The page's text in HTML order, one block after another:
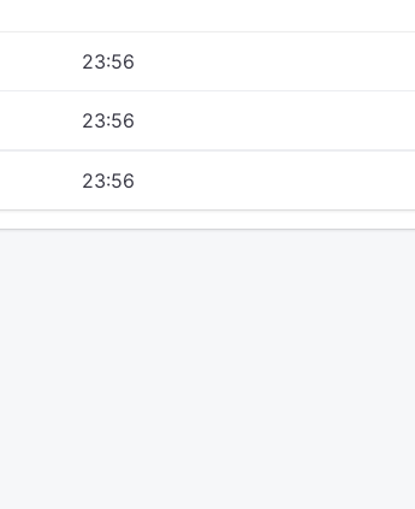
23:56
23:56
23:56